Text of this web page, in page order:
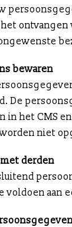
bewaren
De
in het CMS
niet
derden
voldoen aan